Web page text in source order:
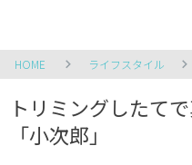
HOME ライフスタイル
トリミングしたて
「小次郎」